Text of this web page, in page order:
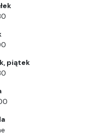
piątek